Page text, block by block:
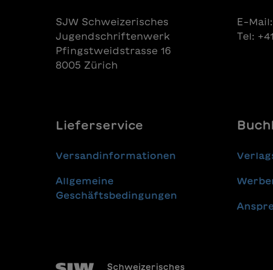
SJW Schweizerisches
Jugendschriftenwerk
Pfingstweidstrasse 16
8005 Zürich
E-Mail:
Tel:
Lieferservice
Versandinformationen
Allgemeine
Geschäftsbedingungen
Schweizerisches